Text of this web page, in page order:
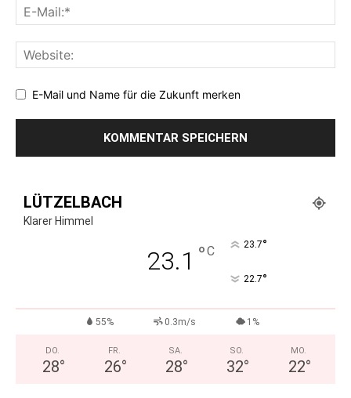
E-Mail und Name für die Zukunft merken
LÜTZELBACH
Klarer Himmel
23.1 °C 23.7°
22.7°
55% 0.3m/s 1%
DO.
28°
FR.
26°
SA.
28°
SO.
32°
MO.
22°